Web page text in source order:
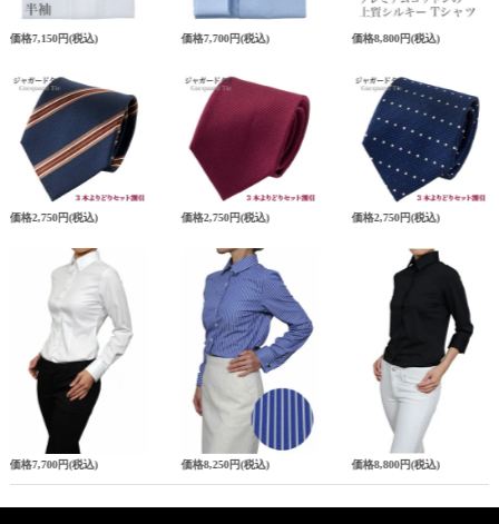
価格7,150円(税込) 価格7,700円(税込) 価格8,800円(税込)
価格2,750円(税込) 価格2,750円(税込) 価格2,750円(税込)
価格7,700円(税込) 価格8,250円(税込) 価格8,800円(税込)